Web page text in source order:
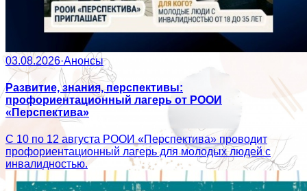
03.08.2026·Анонсы
Развитие, знания, перспективы:
профориентационный лагерь от РООИ
«Перспектива»
С 10 по 12 августа РООИ «Перспектива» проводит
профориентационный лагерь для молодых людей с
инвалидностью.